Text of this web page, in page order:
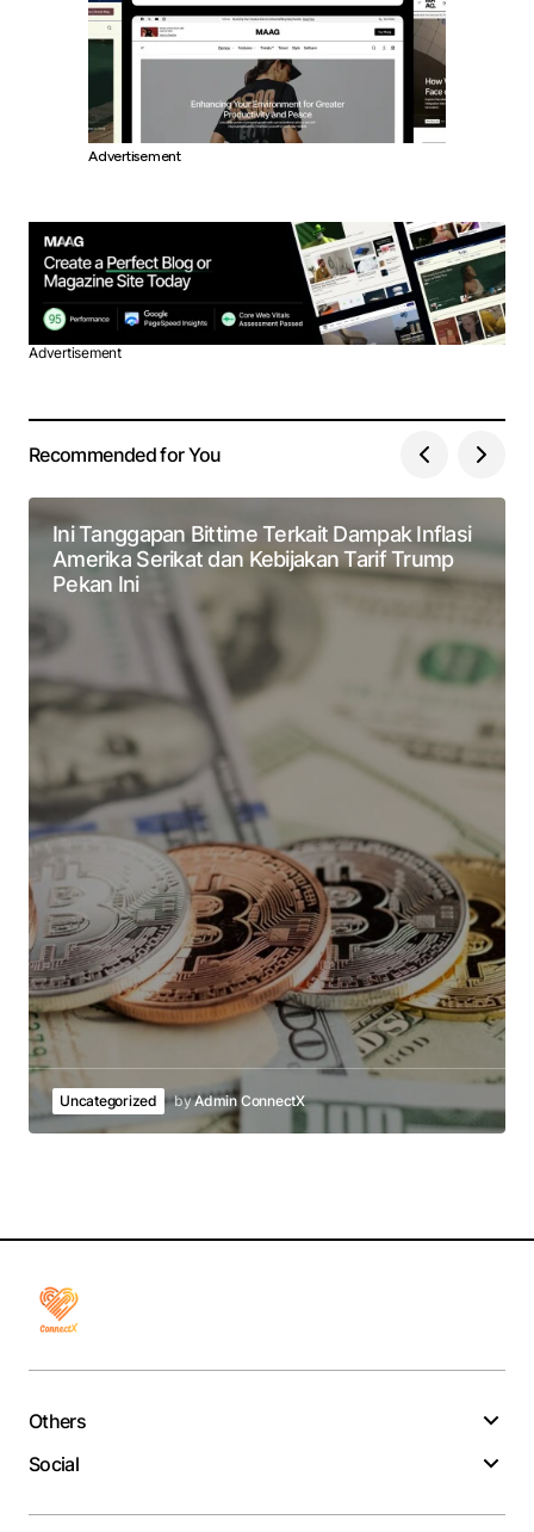
Advertisement
Advertisement
Recommended for You
Ini Tanggapan Bittime Terkait Dampak Inflasi
Amerika Serikat dan Kebijakan Tarif Trump
Pekan Ini
Uncategorized byAdmin ConnectX
Others
Social